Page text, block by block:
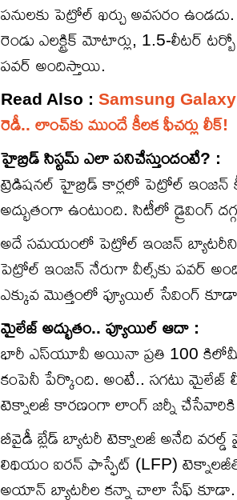
పనులకు పెట్రోల్ ఖర్చు అవసరం
రెండు ఎలక్ట్రిక్ మోటార్లు, 1.5-లీటర్
పవర్ అందిస్తాయి.
Read Also : Samsung
రెడీ.. లాంచ్‌కు ముందే కీలక ఫీచర్లు లీక్!
హైబ్రిడ్ సిస్టమ్ ఎలా పనిచేస్తుందంటే? :
ట్రెడిషనల్ హైబ్రిడ్ కార్లలో పెట్రోల్
అద్భుతంగా ఉంటుంది. సిటీలో డ్రైవింగ్
అదే సమయంలో పెట్రోల్ ఇంజన్ బ్యాటరీని
పెట్రోల్ ఇంజన్ నేరుగా వీల్స్‌కు పవర్
ఎక్కువ మొత్తంలో ఫ్యూయిల్ సేవింగ్ కూడా
మైలేజ్ అద్భుతం.. ఫ్యూయిల్ ఆదా :
భారీ ఎస్‌యూవీ అయినా ప్రతి 100
కంపెనీ పేర్కొంది. అంటే.. సగటు మైలేజ్
టెక్నాలజీ కారణంగా లాంగ్ జర్నీ
బీవైడీ బ్లేడ్ బ్యాటరీ టెక్నాలజీ అనేది
లిథియం ఐరన్ ఫాస్ఫేట్ (LFP)
అయాన్ బ్యాటరీల కన్నా చాలా సేఫ్ కూడా.